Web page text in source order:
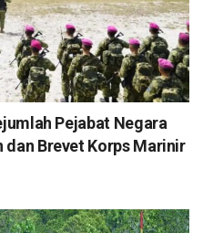
Pejabat Negara
dan Brevet Korps Marinir